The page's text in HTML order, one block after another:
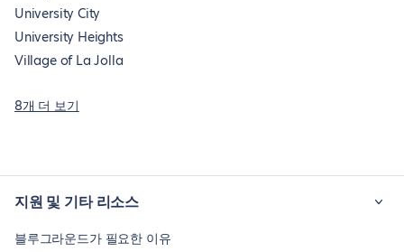
University City
University Heights
Village of La Jolla
8개 더 보기
지원 및 기타 리소스
블루그라운드가 필요한 이유